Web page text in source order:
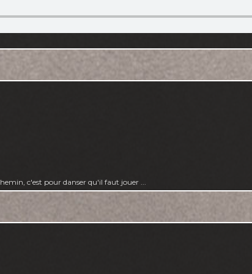
c'est pour danser qu'il faut jouer ...